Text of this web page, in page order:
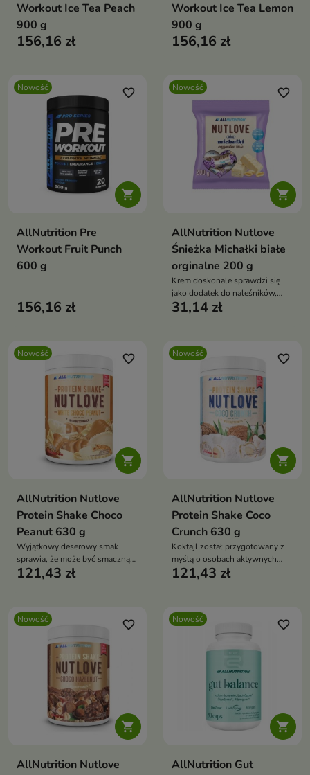
Workout Ice Tea Peach
900 g
156,16 zł
Workout Ice Tea Lemon
900 g
156,16 zł
Nowość

favorite_border
AllNutrition Pre
Workout Fruit Punch
600 g
156,16 zł
Nowość

favorite_border
AllNutrition Nutlove
Śnieżka Michałki białe
orginalne 200 g
Krem doskonale sprawdzi się
jako dodatek do naleśników,
owsianki, wafli ryżowych,
31,14 zł
Nowość

favorite_border
AllNutrition Nutlove
Protein Shake Choco
Peanut 630 g
Wyjątkowy deserowy smak
sprawia, że może być smaczną
alternatywą dla tradycyjnych
121,43 zł
Nowość

favorite_border
AllNutrition Nutlove
Protein Shake Coco
Crunch 630 g
Koktajl został przygotowany z
myślą o osobach aktywnych
fizycznie, sportowcach oraz
121,43 zł
Nowość

favorite_border
AllNutrition Nutlove
Nowość

favorite_border
AllNutrition Gut